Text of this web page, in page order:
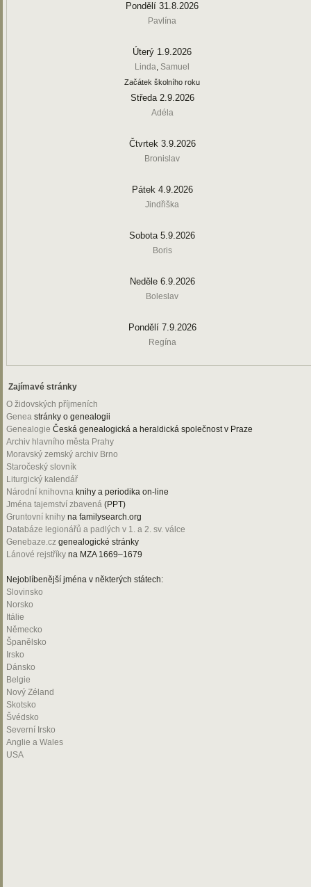
Pondělí 31.8.2026
Pavlína
Úterý 1.9.2026
Linda, Samuel
Začátek školního roku
Středa 2.9.2026
Adéla
Čtvrtek 3.9.2026
Bronislav
Pátek 4.9.2026
Jindřiška
Sobota 5.9.2026
Boris
Neděle 6.9.2026
Boleslav
Pondělí 7.9.2026
Regína
Zajímavé stránky
O židovských příjmeních
Genea stránky o genealogii
Genealogie Česká genealogická a heraldická společnost v Praze
Archiv hlavního města Prahy
Moravský zemský archiv Brno
Staročeský slovník
Liturgický kalendář
Národní knihovna knihy a periodika on-line
Jména tajemství zbavená (PPT)
Gruntovní knihy na familysearch.org
Databáze legionářů a padlých v 1. a 2. sv. válce
Genebaze.cz genealogické stránky
Lánové rejstříky na MZA 1669–1679
Nejoblíbenější jména v některých státech:
Slovinsko
Norsko
Itálie
Německo
Španělsko
Irsko
Dánsko
Belgie
Nový Zéland
Skotsko
Švédsko
Severní Irsko
Anglie a Wales
USA